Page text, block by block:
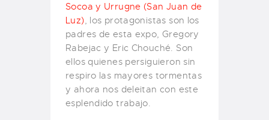
Socoa y Urrugne (San Juan de
Luz), los protagonistas son los
padres de esta expo, Gregory
Rabejac y Eric Chouché. Son
ellos quienes persiguieron sin
respiro las mayores tormentas
y ahora nos deleitan con este
esplendido trabajo.